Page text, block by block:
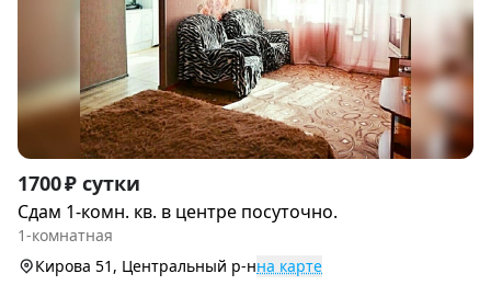
Item
1
of
1700 ₽ сутки
Сдам 1-комн. кв. в центре посуточно.
1-комнатная
Кирова 51, Центральный р-нна карте